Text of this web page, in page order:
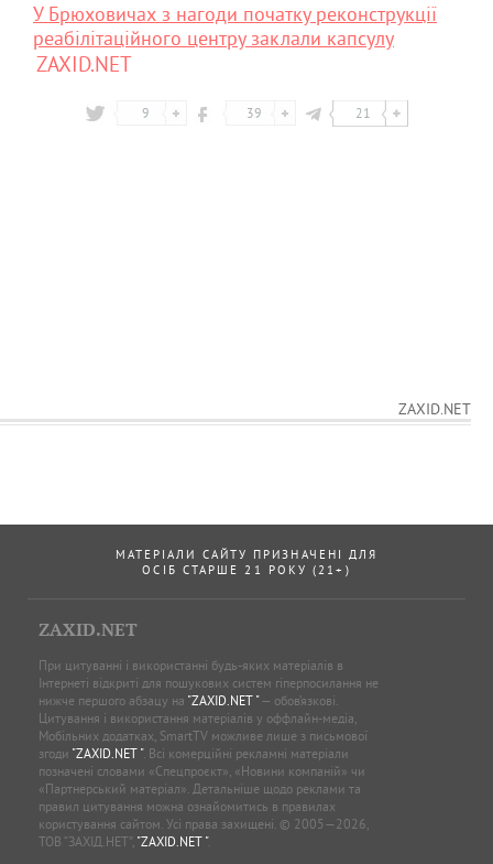
У Брюховичах з нагоди початку реконструкції
реабілітаційного центру заклали капсулу
ZAXID.NET
9 39 21
ZAXID.NET
МАТЕРІАЛИ САЙТУ ПРИЗНАЧЕНІ ДЛЯ
ОСІБ СТАРШЕ 21 РОКУ (21+)
ZAXID.NET
При цитуванні і використанні будь-яких матеріалів в
Інтернеті відкриті для пошукових систем гіперпосилання не
нижче першого абзацу на "ZAXID.NET "— обов’язкові.
Цитування і використання матеріалів у оффлайн-медіа,
Мобільних додатках, SmartTV можливе лише з письмової
згоди "ZAXID.NET ". Всі комерційні рекламні матеріали
позначені словами «Спецпроєкт», «Новини компаній» чи
«Партнерський матеріал». Детальніше щодо реклами та
правил цитування можна ознайомитись в правилах
користування сайтом. Усі права захищені. © 2005—2026,
ТОВ “ЗАХІД.НЕТ”, "ZAXID.NET ".